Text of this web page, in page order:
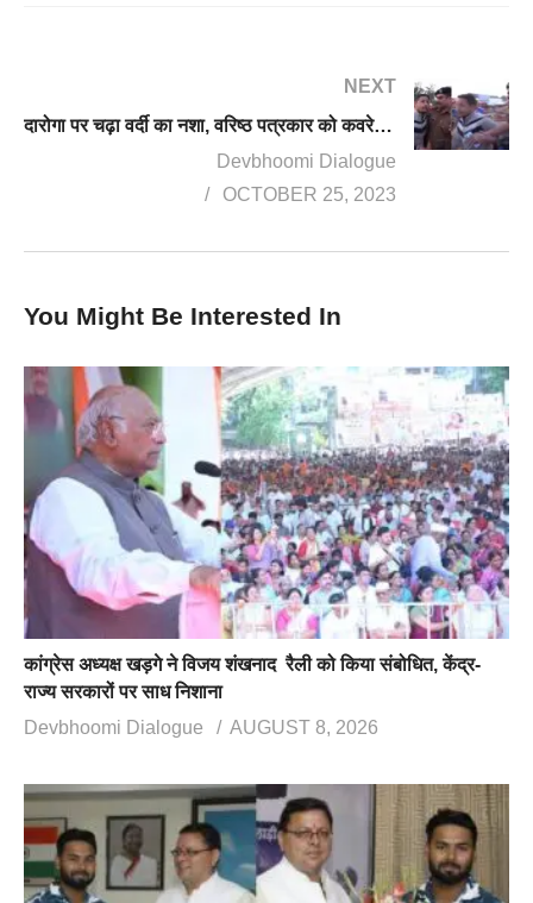
NEXT
दारोगा पर चढ़ा वर्दी का नशा, वरिष्ठ पत्रकार को कवरेज से रोका, धक्का देकर हटाया, दारोगा को लाइन हाजिर करके खानापूर्ति
Devbhoomi Dialogue
OCTOBER 25, 2023
You Might Be Interested In
कांग्रेस अध्यक्ष खड़गे ने विजय शंखनाद रैली को किया संबोधित, केंद्र-
राज्य सरकारों पर साध निशाना
Devbhoomi Dialogue
AUGUST 8, 2026